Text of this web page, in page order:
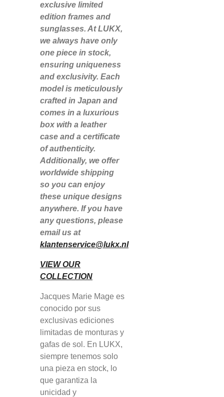
exclusive limited
edition frames and
sunglasses. At LUKX,
we always have only
one piece in stock,
ensuring uniqueness
and exclusivity. Each
model is meticulously
crafted in Japan and
comes in a luxurious
box with a leather
case and a certificate
of authenticity.
Additionally, we offer
worldwide shipping
so you can enjoy
these unique designs
anywhere. If you have
any questions, please
email us at
klantenservice@lukx.nl
VIEW OUR
COLLECTION
Jacques Marie Mage es
conocido por sus
exclusivas ediciones
limitadas de monturas y
gafas de sol. En LUKX,
siempre tenemos solo
una pieza en stock, lo
que garantiza la
unicidad y